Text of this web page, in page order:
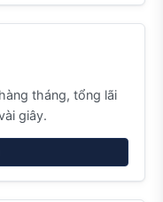
tháng, tổng lãi
giây.